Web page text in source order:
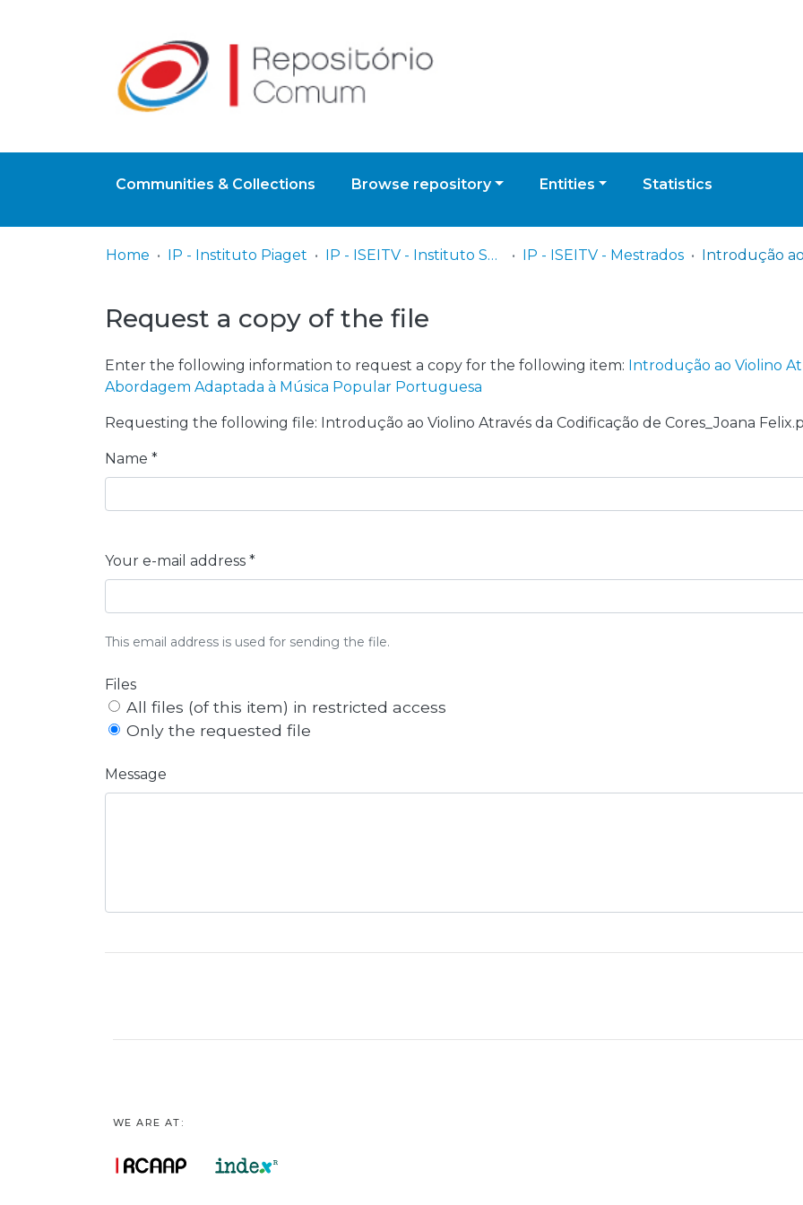
Communities & Collections Browse repository Entities Statistics
Home IP - Instituto Piaget IP - ISEITV - Instituto Superior de Estudos Interculturais e Transdisciplinares de Viseu IP - ISEITV - Mestrados
Request a copy of the file
Enter the following information to request a copy for the following item: Introdução ao Violino
Abordagem Adaptada à Música Popular Portuguesa
Requesting the following file: Introdução ao Violino Através da Codificação de Cores_Joana
Name *
Your e-mail address *
This email address is used for sending the file.
Files
All files (of this item) in restricted access
Only the requested file
Message
WE ARE AT: